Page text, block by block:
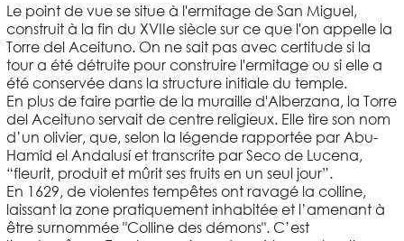
Le point de vue se situe à l'ermitage de San Miguel,
construit à la fin du XVIIe siècle sur ce que l'on appelle la
Torre del Aceituno. On ne sait pas avec certitude si la
tour a été détruite pour construire l'ermitage ou si elle a
été conservée dans la structure initiale du temple.
En plus de faire partie de la muraille d'Alberzana, la Torre
del Aceituno servait de centre religieux. Elle tire son nom
d’un olivier, que, selon la légende rapportée par Abu-
Hamid el Andalusí et transcrite par Seco de Lucena,
“fleurit, produit et mûrit ses fruits en un seul jour”.
En 1629, de violentes tempêtes ont ravagé la colline,
laissant la zone pratiquement inhabitée et l’amenant à
être surnommée "Colline des démons". C’est